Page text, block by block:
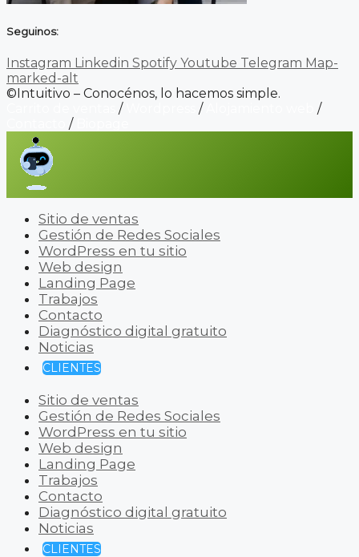
Seguinos:
Instagram Linkedin Spotify Youtube Telegram Map-
marked-alt
©Intuitivo – Conocénos, lo hacemos simple.
/ /
/
/
Sitio de ventas
Gestión de Redes Sociales
WordPress en tu sitio
Web design
Landing Page
Trabajos
Contacto
Diagnóstico digital gratuito
Noticias
CLIENTES
Sitio de ventas
Gestión de Redes Sociales
WordPress en tu sitio
Web design
Landing Page
Trabajos
Contacto
Diagnóstico digital gratuito
Noticias
CLIENTES